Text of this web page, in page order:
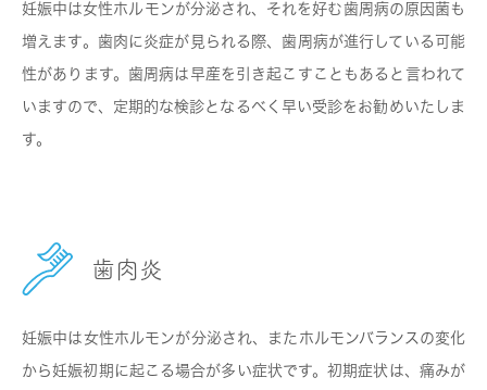
妊娠中は女性ホルモンが分泌され、それを好む歯周病の原因菌も
増えます。歯肉に炎症が見られる際、歯周病が進行している可能
性があります。歯周病は早産を引き起こすこともあると言われて
いますので、定期的な検診となるべく早い受診をお勧めいたしま
す。
歯肉炎
妊娠中は女性ホルモンが分泌され、またホルモンバランスの変化
から妊娠初期に起こる場合が多い症状です。初期症状は、痛みが